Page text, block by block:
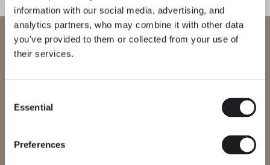
information with our social media, advertising, and
analytics partners, who may combine it with other data
you've provided to them or collected from your use of
their services.
Selection
Essential
Preferences
Bienvenue chez Vibia
Veuillez sélectionner le site web correspondant à votre région afin
certifications de sécurité locales. Notez que certains produits
peuvent ne pas être disponibles dans toutes les régions.